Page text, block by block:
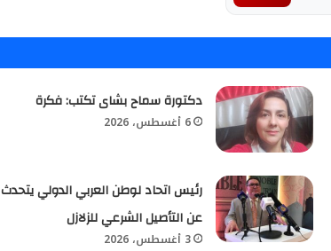
دكتورة سماح بشاى تكتب: فكرة
6 أغسطس، 2026
رئيس اتحاد لوطن العربي الدولي يتحدث
عن التأصيل الشرعي للزلازل
3 أغسطس، 2026